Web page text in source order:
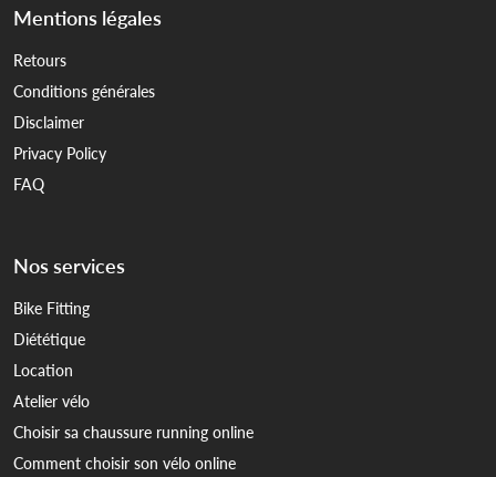
Mentions légales
Retours
Conditions générales
Disclaimer
Privacy Policy
FAQ
Nos services
Bike Fitting
Diététique
Location
Atelier vélo
Choisir sa chaussure running online
Comment choisir son vélo online